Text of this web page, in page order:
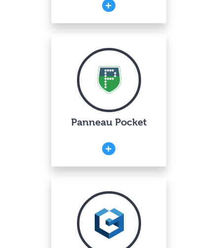
Panneau Pocket